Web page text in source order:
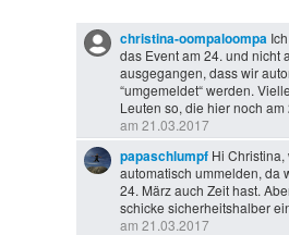
christina-oompaloompa
das Event am 24. und nicht
ausgegangen, dass wir
“umgemeldet“ werden.
Leuten so, die hier noch
am 21.03.2017
papaschlumpf Hi
automatisch ummelden, da
24. März auch Zeit hast.
schicke sicherheitshalber
am 21.03.2017